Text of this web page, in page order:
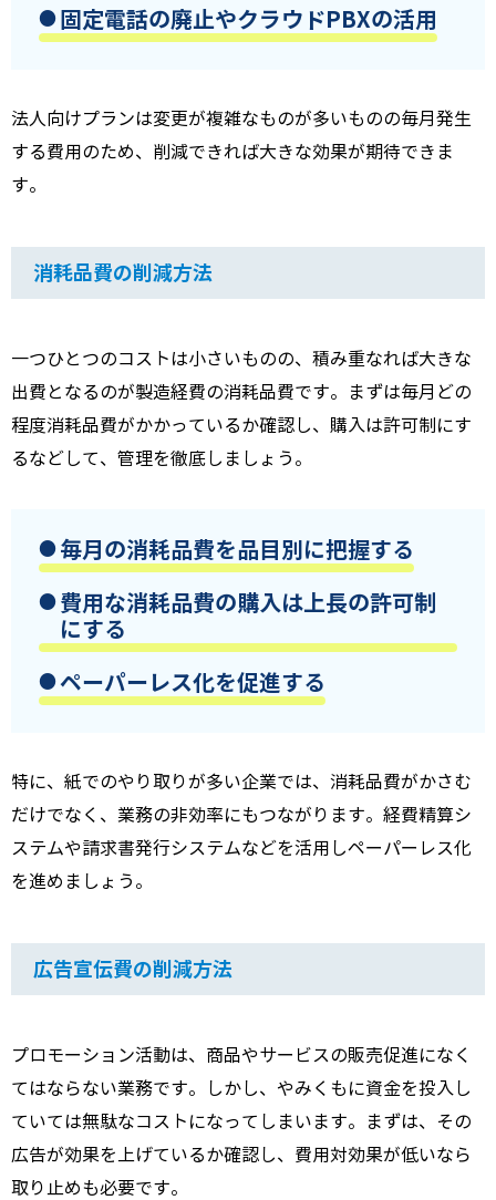
固定電話の廃止やクラウドPBXの活用
法人向けプランは変更が複雑なものが多いものの毎月発生
する費用のため、削減できれば大きな効果が期待できま
す。
消耗品費の削減方法
一つひとつのコストは小さいものの、積み重なれば大きな
出費となるのが製造経費の消耗品費です。まずは毎月どの
程度消耗品費がかかっているか確認し、購入は許可制にす
るなどして、管理を徹底しましょう。
毎月の消耗品費を品目別に把握する
費用な消耗品費の購入は上長の許可制
にする
ペーパーレス化を促進する
特に、紙でのやり取りが多い企業では、消耗品費がかさむ
だけでなく、業務の非効率にもつながります。経費精算シ
ステムや請求書発行システムなどを活用しペーパーレス化
を進めましょう。
広告宣伝費の削減方法
プロモーション活動は、商品やサービスの販売促進になく
てはならない業務です。しかし、やみくもに資金を投入し
ていては無駄なコストになってしまいます。まずは、その
広告が効果を上げているか確認し、費用対効果が低いなら
取り止めも必要です。